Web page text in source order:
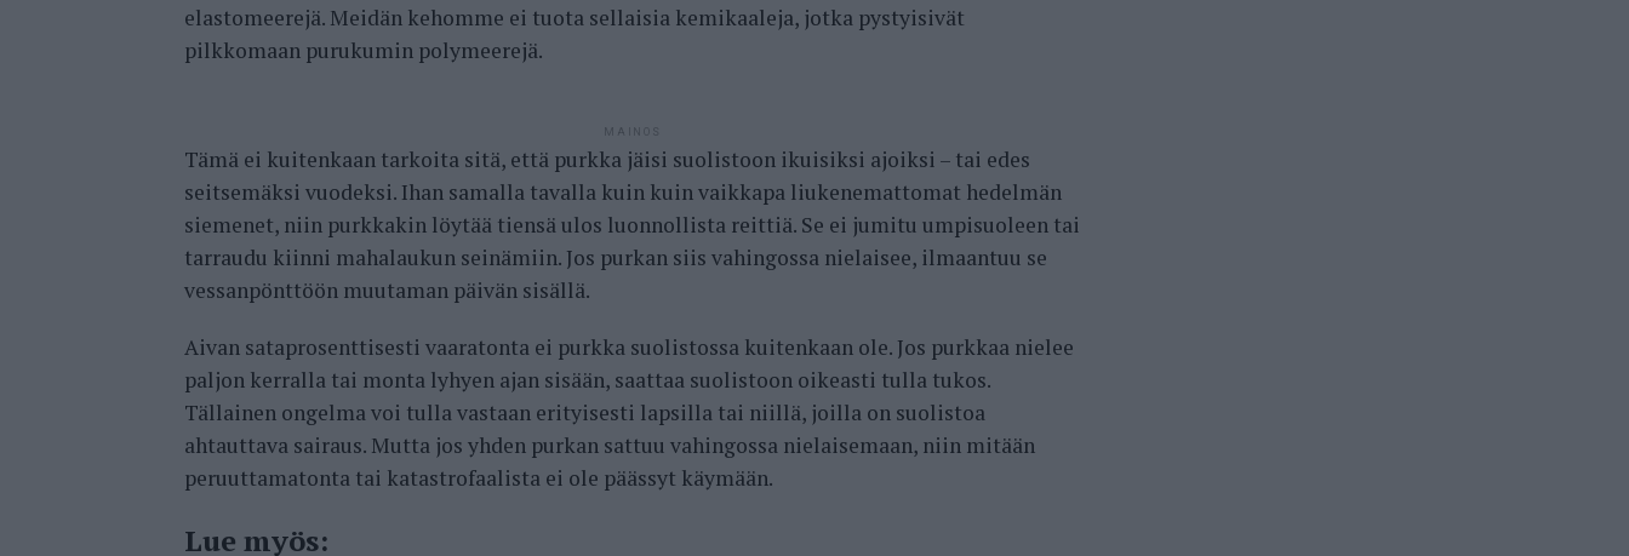
elastomeerejä. Meidän kehomme ei tuota sellaisia kemikaaleja, jotka pystyisivät
pilkkomaan purukumin polymeerejä.
MAINOS
Tämä ei kuitenkaan tarkoita sitä, että purkka jäisi suolistoon ikuisiksi ajoiksi – tai edes
seitsemäksi vuodeksi. Ihan samalla tavalla kuin kuin vaikkapa liukenemattomat hedelmän
siemenet, niin purkkakin löytää tiensä ulos luonnollista reittiä. Se ei jumitu umpisuoleen tai
tarraudu kiinni mahalaukun seinämiin. Jos purkan siis vahingossa nielaisee, ilmaantuu se
vessanpönttöön muutaman päivän sisällä.
Aivan sataprosenttisesti vaaratonta ei purkka suolistossa kuitenkaan ole. Jos purkkaa nielee
paljon kerralla tai monta lyhyen ajan sisään, saattaa suolistoon oikeasti tulla tukos.
Tällainen ongelma voi tulla vastaan erityisesti lapsilla tai niillä, joilla on suolistoa
ahtauttava sairaus. Mutta jos yhden purkan sattuu vahingossa nielaisemaan, niin mitään
peruuttamatonta tai katastrofaalista ei ole päässyt käymään.
Lue myös: